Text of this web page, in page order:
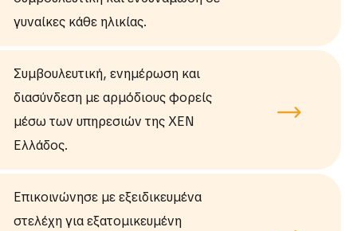
γυναίκες κάθε ηλικίας.
Συμβουλευτική, ενημέρωση και
διασύνδεση με αρμόδιους φορείς
μέσω των υπηρεσιών της ΧΕΝ
Ελλάδος.
Επικοινώνησε με εξειδικευμένα
στελέχη για εξατομικευμένη